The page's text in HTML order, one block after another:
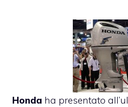
Honda ha presentato